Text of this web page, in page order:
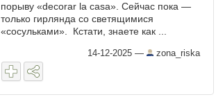
Видеотоп
порыву «decorar la casa». Сейчас пока —
только гирлянда со светящимися
«сосульками». Кстати, знаете как ...
14-12-2025 — zona_riska